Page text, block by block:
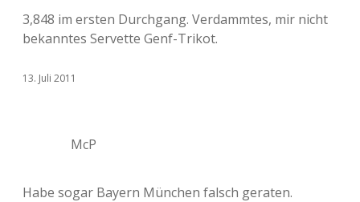
3,848 im ersten Durchgang. Verdammtes, mir nicht
bekanntes Servette Genf-Trikot.
13. Juli 2011
McP
Habe sogar Bayern München falsch geraten.